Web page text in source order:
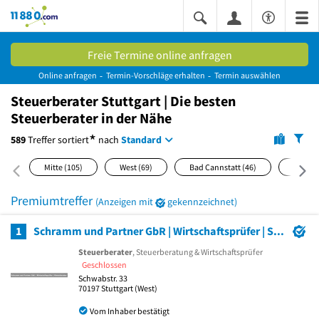
11880.com
Freie Termine online anfragen
Online anfragen Termin-Vorschläge erhalten Termin auswählen
Steuerberater Stuttgart | Die besten
Steuerberater in der Nähe
589Treffersortiert* nach Standard
Mitte (105) West (69) Bad Cannstatt (46) Ost
Premiumtreffer (Anzeigen mit gekennzeichnet)
1 Schramm und Partner GbR | Wirtschaftsprüfer | Steuerberater
Steuerberater, Steuerberatung & Wirtschaftsprüfer
Geschlossen
Schwabstr. 33
70197Stuttgart (West)
Vom Inhaber bestätigt